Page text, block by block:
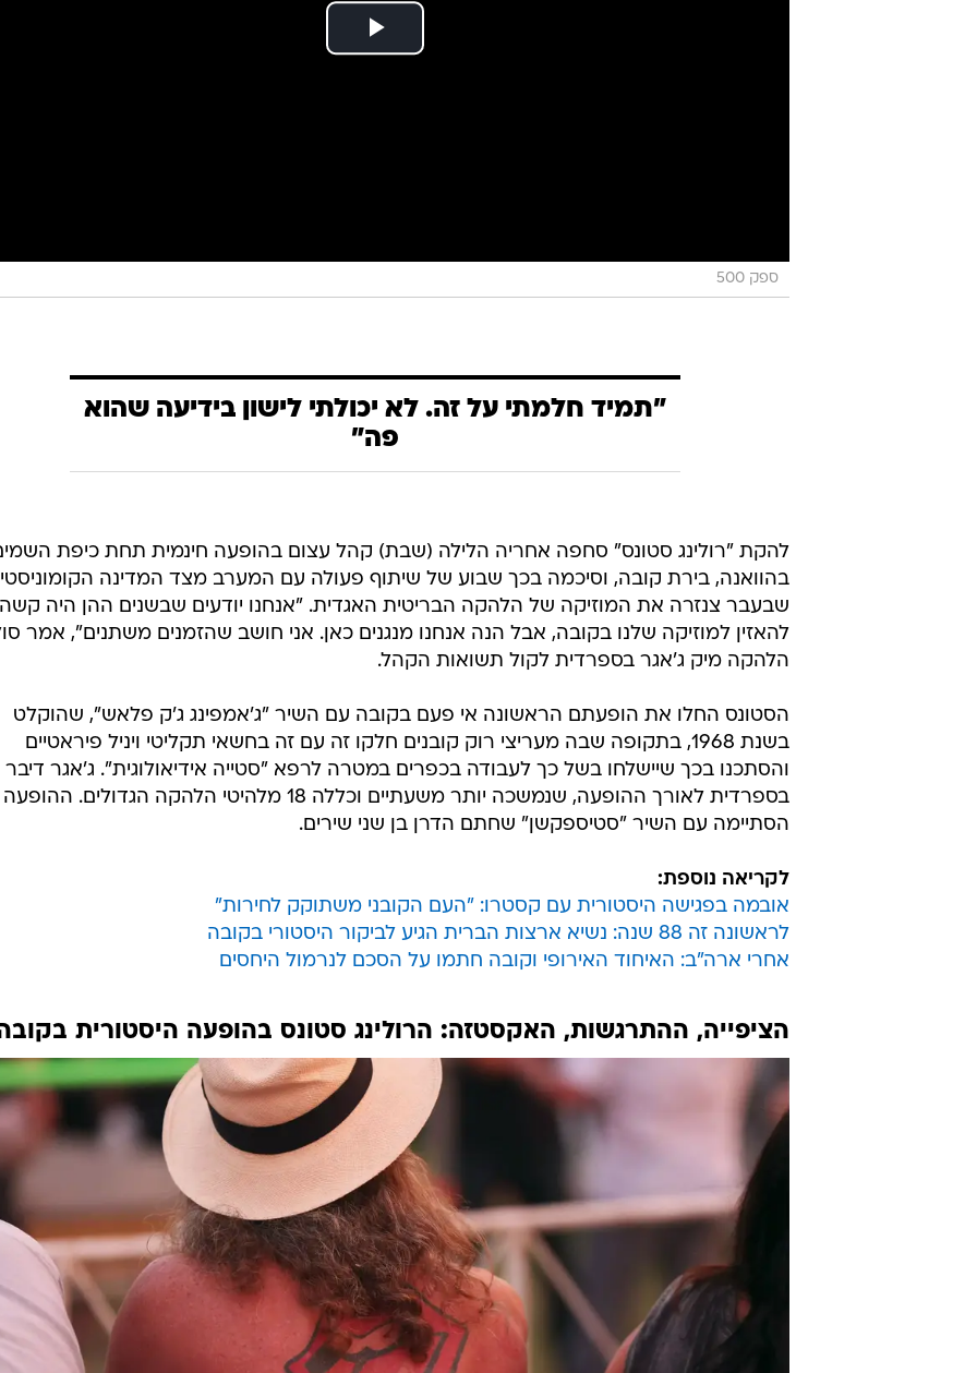
ספק 500
"תמיד חלמתי על זה. לא יכולתי לישון בידיעה שהוא
פה"
להקת "רולינג סטונס" סחפה אחריה הלילה (שבת) קהל עצום בהופעה חינמית תחת כיפת
בהוואנה, בירת קובה, וסיכמה בכך שבוע של שיתוף פעולה עם המערב מצד המדינה
שבעבר צנזרה את המוזיקה של הלהקה הבריטית האגדית. "אנחנו יודעים שבשנים ההן היה קשה
להאזין למוזיקה שלנו בקובה, אבל הנה אנחנו מנגנים כאן. אני חושב שהזמנים משתנים", אמר
הלהקה מיק ג'אגר בספרדית לקול תשואות הקהל.
הסטונס החלו את הופעתם הראשונה אי פעם בקובה עם השיר "ג'אמפינג ג'ק פלאש", שהוקלט
בשנת 1968, בתקופה שבה מעריצי רוק קובנים חלקו זה עם זה בחשאי תקליטי ויניל פיראטיים
והסתכנו בכך שיישלחו בשל כך לעבודה בכפרים במטרה לרפא "סטייה אידיאולוגית". ג'אגר דיבר
בספרדית לאורך ההופעה, שנמשכה יותר משעתיים וכללה 18 מלהיטי הלהקה הגדולים. ההופעה
הסתיימה עם השיר "סטיספקשן" שחתם הדרן בן שני שירים.
לקריאה נוספת:
אובמה בפגישה היסטורית עם קסטרו: "העם הקובני משתוקק לחירות"
לראשונה זה 88 שנה: נשיא ארצות הברית הגיע לביקור היסטורי בקובה
אחרי ארה"ב: האיחוד האירופי וקובה חתמו על הסכם לנרמול היחסים
הציפייה, ההתרגשות, האקסטזה: הרולינג סטונס בהופעה היסטורית